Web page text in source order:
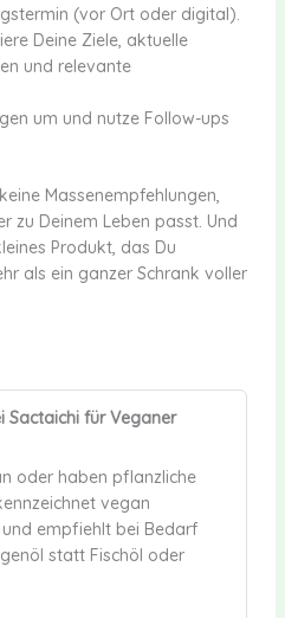
(vor Ort oder digital).
Deine Ziele, aktuelle
und relevante
um und nutze Follow-ups
Massenempfehlungen,
zu Deinem Leben passt. Und
Produkt, das Du
als ein ganzer Schrank voller
Sactaichi für Veganer
oder haben pflanzliche
vegan
empfiehlt bei Bedarf
statt Fischöl oder